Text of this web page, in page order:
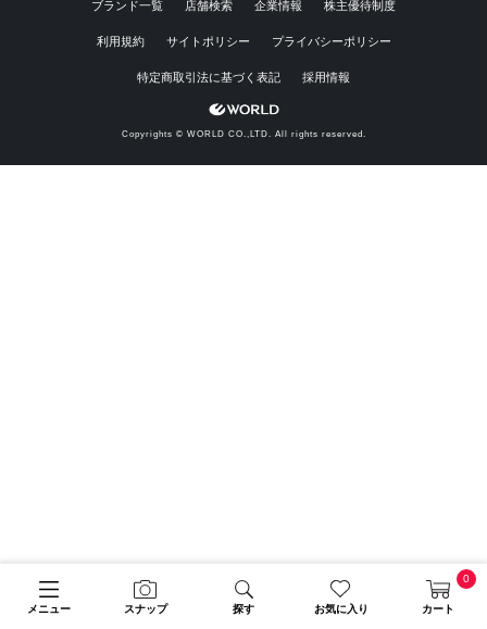
メニュー スナップ 探す お気に入り カート
0
ブランド一覧 店舗検索 企業情報 株主優待制度
利用規約 サイトポリシー プライバシーポリシー
特定商取引法に基づく表記 採用情報
Copyrights © WORLD CO.,LTD. All rights reserved.